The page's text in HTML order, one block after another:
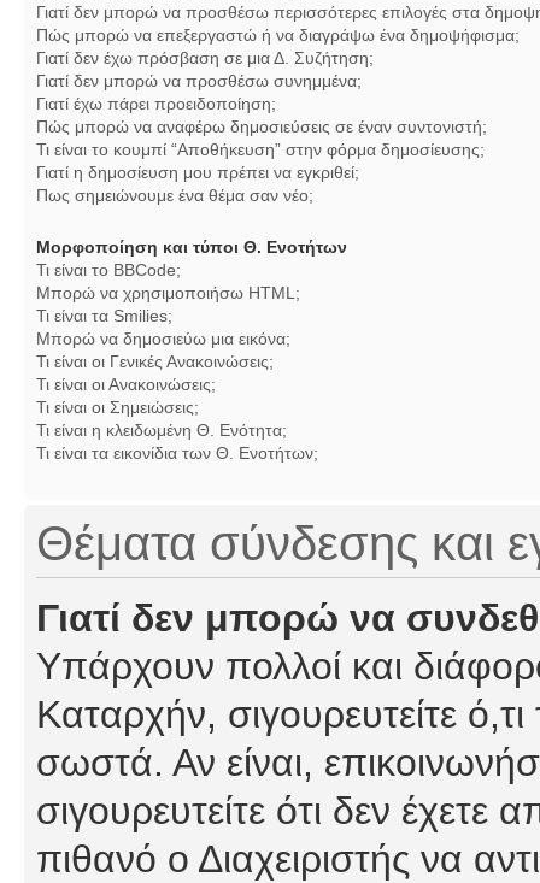
Γιατί δεν μπορώ να προσθέσω περισσότερες επιλογές στα
Πώς μπορώ να επεξεργαστώ ή να διαγράψω ένα δημοψήφισμα;
Γιατί δεν έχω πρόσβαση σε μια Δ. Συζήτηση;
Γιατί δεν μπορώ να προσθέσω συνημμένα;
Γιατί έχω πάρει προειδοποίηση;
Πώς μπορώ να αναφέρω δημοσιεύσεις σε έναν συντονιστή;
Τι είναι το κουμπί “Αποθήκευση” στην φόρμα δημοσίευσης;
Γιατί η δημοσίευση μου πρέπει να εγκριθεί;
Πως σημειώνουμε ένα θέμα σαν νέο;
Μορφοποίηση και τύποι Θ. Ενοτήτων
Τι είναι το BBCode;
Μπορώ να χρησιμοποιήσω HTML;
Τι είναι τα Smilies;
Μπορώ να δημοσιεύω μια εικόνα;
Τι είναι οι Γενικές Ανακοινώσεις;
Τι είναι οι Ανακοινώσεις;
Τι είναι οι Σημειώσεις;
Τι είναι η κλειδωμένη Θ. Ενότητα;
Τι είναι τα εικονίδια των Θ. Ενοτήτων;
Θέματα σύνδεσης και
Γιατί δεν μπορώ να
Υπάρχουν πολλοί και
Καταρχήν, σιγουρευτείτε
σωστά. Αν είναι,
σιγουρευτείτε ότι δεν έχετε
πιθανό ο Διαχειριστής να